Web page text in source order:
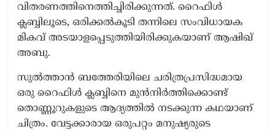
വിതരണത്തിനെത്തിച്ചിരിക്കുന്നത്. റൈഫിൾ
ക്ലബ്ബിലൂടെ, ഒരിക്കൽകൂടി തന്നിലെ സംവിധായക
മികവ് അടയാളപ്പെടുത്തിയിരിക്കുകയാണ് ആഷിഖ്
അബു.
സുൽത്താൻ ബത്തേരിയിലെ ചരിത്രപ്രസിദ്ധമായ
ഒരു റൈഫിൾ ക്ലബ്ബിനെ മുൻനിർത്തിക്കൊണ്ട്
തൊണ്ണൂറുകളുടെ ആദ്യത്തിൽ നടക്കുന്ന കഥയാണ്
ചിത്രം. വേട്ടക്കാരായ ഒരുപറ്റം മനുഷ്യരുടെ